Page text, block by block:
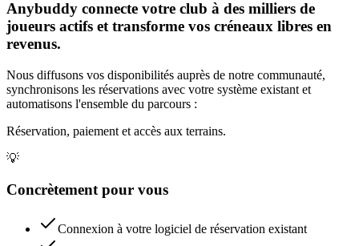
Anybuddy connecte votre club à des milliers de
joueurs actifs et transforme vos créneaux libres en
revenus.
Nous diffusons vos disponibilités auprès de notre communauté,
synchronisons les réservations avec votre système existant et
automatisons l'ensemble du parcours :
Réservation, paiement et accès aux terrains.
💡
Concrètement pour vous
Connexion à votre logiciel de réservation existant